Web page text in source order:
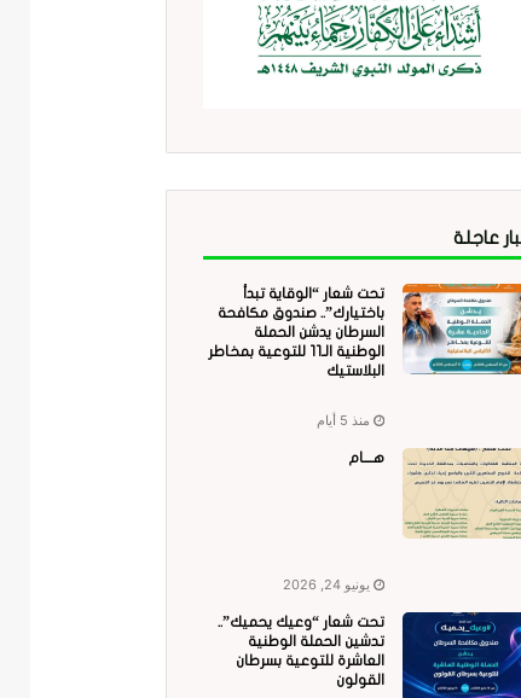
عاجلة
تحت شعار “الوقاية تبدأ
باختيارك”.. صندوق مكافحة
السرطان يدشن الحملة
الوطنية الـ11 للتوعية بمخاطر
البلاستيك
منذ 5 أيام
هــــام
يونيو 24, 2026
تحت شعار “وعيك يحميك”..
تدشين الحملة الوطنية
العاشرة للتوعية بسرطان
القولون